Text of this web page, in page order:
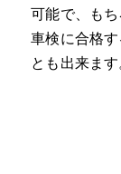
可能で、も
車検に合格す
とも出来ます